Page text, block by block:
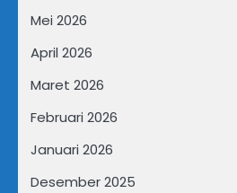
Mei 2026
April 2026
Maret 2026
Februari 2026
Januari 2026
Desember 2025